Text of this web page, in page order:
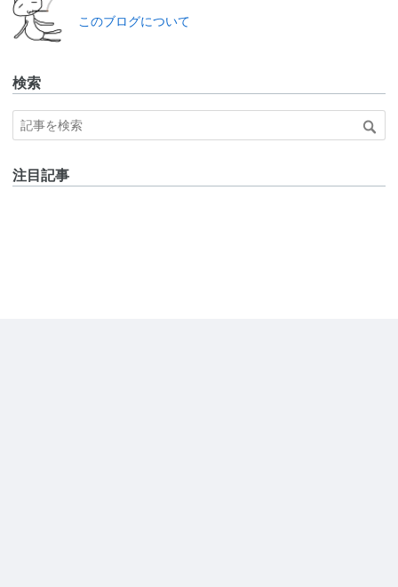
このブログについて
検索
注目記事